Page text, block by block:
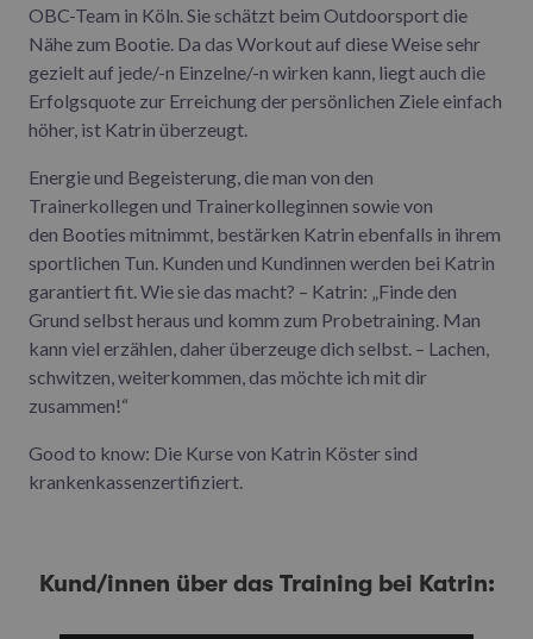
OBC-Team in Köln. Sie schätzt beim Outdoorsport die
Nähe zum Bootie. Da das Workout auf diese Weise sehr
gezielt auf jede/-n Einzelne/-n wirken kann, liegt auch die
Erfolgsquote zur Erreichung der persönlichen Ziele einfach
höher, ist Katrin überzeugt.
Energie und Begeisterung, die man von den
Trainerkollegen und Trainerkolleginnen sowie von
den Booties mitnimmt, bestärken Katrin ebenfalls in ihrem
sportlichen Tun. Kunden und Kundinnen werden bei Katrin
garantiert fit. Wie sie das macht? – Katrin: „Finde den
Grund selbst heraus und komm zum Probetraining. Man
kann viel erzählen, daher überzeuge dich selbst. – Lachen,
schwitzen, weiterkommen, das möchte ich mit dir
zusammen!“
Good to know: Die Kurse von Katrin Köster sind
krankenkassenzertifiziert.
Kund/innen über das Training bei Katrin: